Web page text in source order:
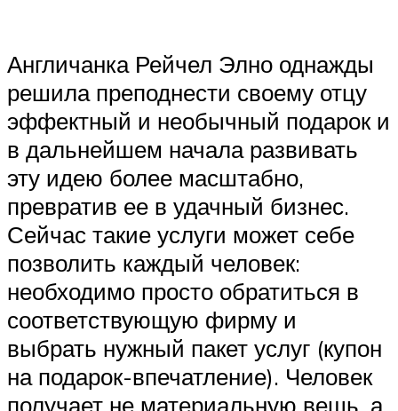
Англичанка Рейчел Элно однажды
решила преподнести своему отцу
эффектный и необычный подарок и
в дальнейшем начала развивать
эту идею более масштабно,
превратив ее в удачный бизнес.
Сейчас такие услуги может себе
позволить каждый человек:
необходимо просто обратиться в
соответствующую фирму и
выбрать нужный пакет услуг (купон
на подарок-впечатление). Человек
получает не материальную вещь, а